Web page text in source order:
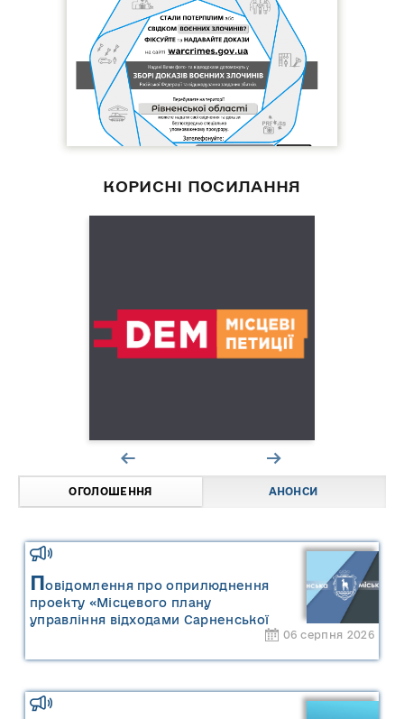
КОРИСНІ ПОСИЛАННЯ
ОГОЛОШЕННЯ АНОНСИ
Повідомлення про оприлюднення
проекту «Місцевого плану
управління відходами Сарненської
міської територіальної громади» та
управління відходами Сарненської
міської територіальної громади»
06 серпня 2026